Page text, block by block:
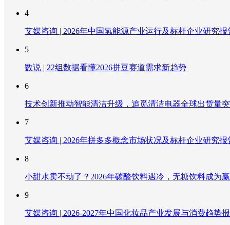
4
艾媒咨询 | 2026年中国氢能源产业运行及标杆企业研究报
5
数说 | 22组数据看懂2026拼豆赛道需求新趋势
6
技术创新推动智能清洁升级，追觅清洁电器全球出货量
7
艾媒咨询 | 2026年拼多多概念市场状况及标杆企业研究报
8
小甜水卖不动了？2026年碳酸饮料遇冷，无糖饮料成为
9
艾媒咨询 | 2026-2027年中国化妆品产业发展与消费趋势